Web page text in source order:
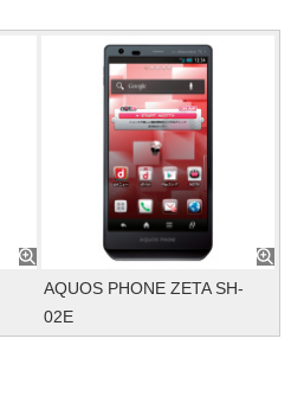
AQUOS PHONE ZETA SH-
02E